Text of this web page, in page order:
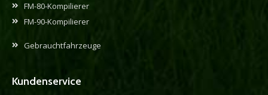
FM-80-Kompilierer
FM-90-Kompilierer
Gebrauchtfahrzeuge
Kundenservice